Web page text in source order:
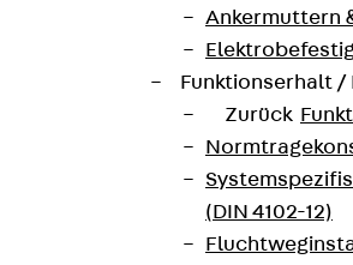
Ankermuttern
Funktionserhalt
Zurück
(DIN 4102-12)